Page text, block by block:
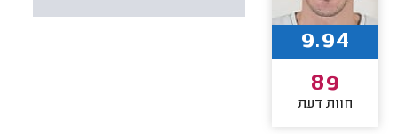
9.94
89
חוות דעת